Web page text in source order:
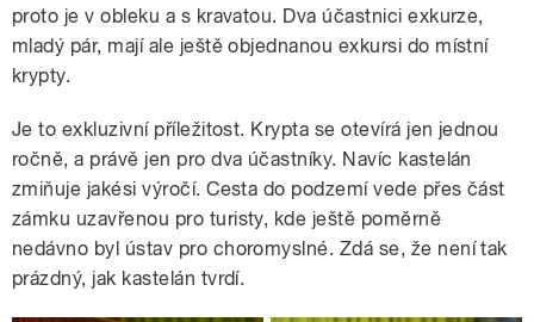
proto je v obleku a s kravatou. Dva účastnici exkurze,
mladý pár, mají ale ještě objednanou exkursi do místní
krypty.
Je to exkluzivní příležitost. Krypta se otevírá jen jednou
ročně, a právě jen pro dva účastníky. Navíc kastelán
zmiňuje jakési výročí. Cesta do podzemí vede přes část
zámku uzavřenou pro turisty, kde ještě poměrně
nedávno byl ústav pro choromyslné. Zdá se, že není tak
prázdný, jak kastelán tvrdí.